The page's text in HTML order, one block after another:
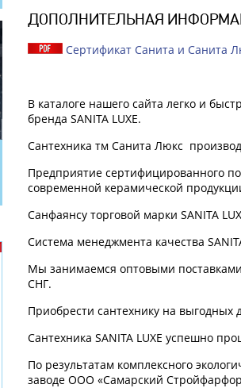
ДОПОЛНИТЕЛЬНАЯ
Сертификат Санита и Санита
В каталоге нашего сайта легко и
бренда SANITA LUXE.
Сантехника тм Санита Люкс
Предприятие сертифицированного
современной керамической
Санфаянсу торговой марки SANITA
Система менеджмента качества
Мы занимаемся оптовыми поставками
СНГ.
Приобрести сантехнику на выгодных
Сантехника SANITA LUXE успешно
По результатам комплексного
заводе ООО «Самарский